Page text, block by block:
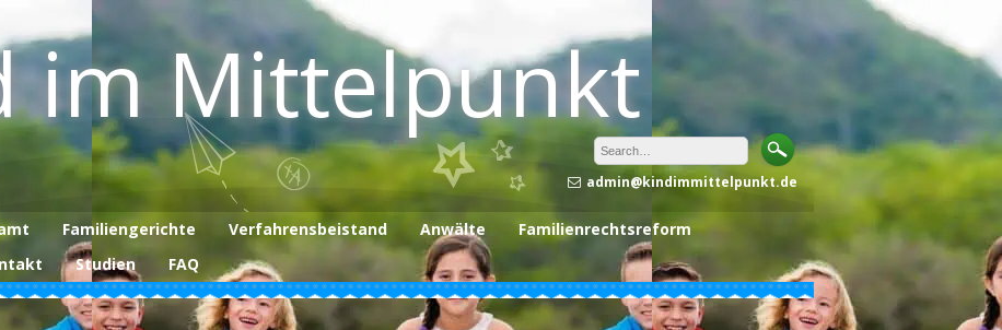
im Mittelpunkt
admin@kindimmittelpunkt.de
Familiengerichte Verfahrensbeistand Anwälte
Familienrechtsreform
Studien FAQ